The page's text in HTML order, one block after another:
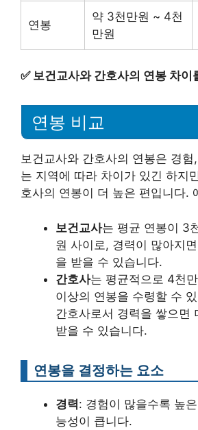
연봉
약 3천만원 ~ 4천
만원
✅ 보건교사와 간호사의 연봉 차이
연봉 비교
보건교사와 간호사의 연봉은 경
는 지역에 따라 차이가 있긴 하지
호사의 연봉이 더 높은 편입니다.
보건교사는 평균 연봉이 3
원 사이로, 경력이 많아지
을 받을 수 있습니다.
간호사는 평균적으로 4천
이상의 연봉을 수령할 수
간호사로서 경력을 쌓으면
받을 수 있습니다.
연봉을 결정하는 요소
경력: 경험이 많을수록 높
능성이 큽니다.